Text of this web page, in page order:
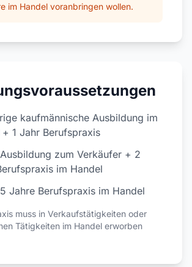
im Handel voranbringen wollen.
kaufmännische Ausbildung im
+ 1 Jahr Berufspraxis
Ausbildung zum Verkäufer + 2
im Handel
Jahre Berufspraxis im Handel
muss in Verkaufstätigkeiten oder
Tätigkeiten im Handel erworben